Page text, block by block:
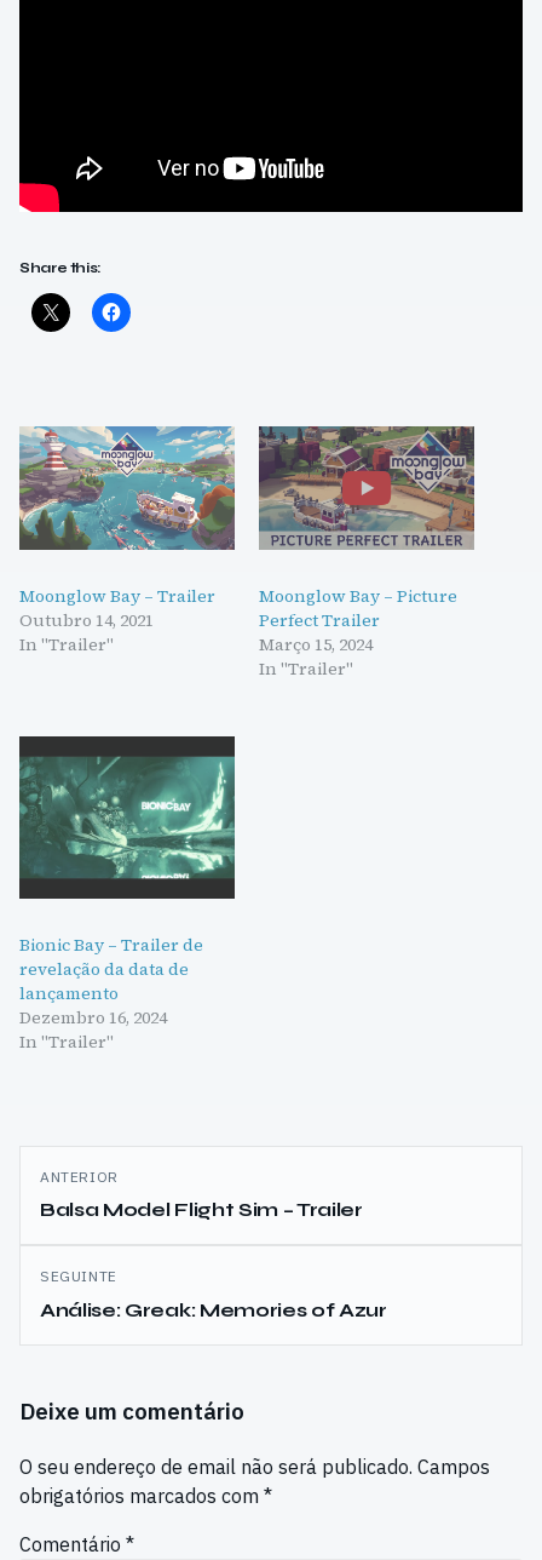
Share this:
Moonglow Bay – Trailer
Outubro 14, 2021
In "Trailer"
Moonglow Bay – Picture
Perfect Trailer
Março 15, 2024
In "Trailer"
Bionic Bay – Trailer de
revelação da data de
lançamento
Dezembro 16, 2024
In "Trailer"
Navegação
de
artigos
ANTERIOR
Balsa Model Flight Sim – Trailer
SEGUINTE
Análise: Greak: Memories of Azur
Deixe um comentário
O seu endereço de email não será publicado. Campos
obrigatórios marcados com *
Comentário *